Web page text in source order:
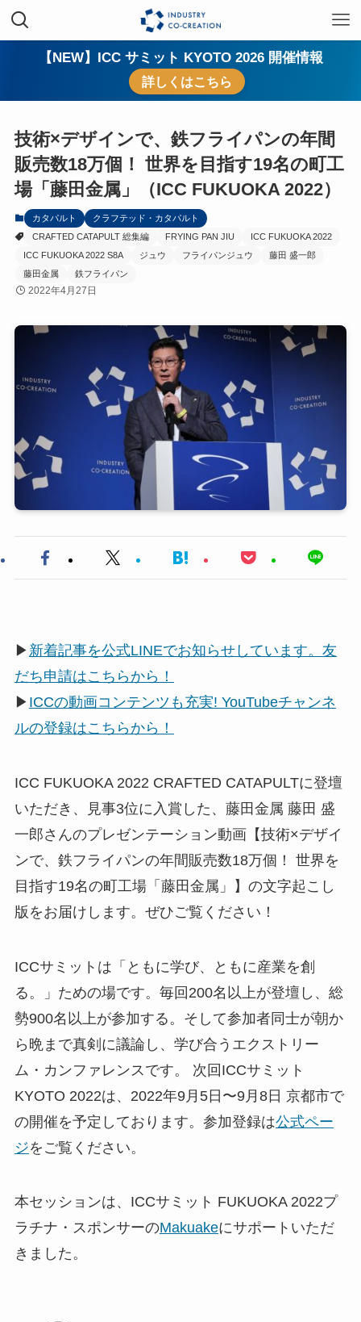
【NEW】ICC サミット KYOTO 2026 開催情報
詳しくはこちら
技術×デザインで、鉄フライパンの年間
販売数18万個！ 世界を目指す19名の町工
場「藤田金属」（ICC FUKUOKA 2022）
カタパルト
クラフテッド・カタパルト
CRAFTED CATAPULT 総集編
FRYING PAN JIU
ICC FUKUOKA 2022
ICC FUKUOKA 2022 S8A
ジュウ フライパンジュウ
藤田 盛一郎
藤田金属
鉄フライパン
2022年4月27日
▶ 新着記事を公式LINEでお知らせしています。友
だち申請はこちらから！
▶ ICCの動画コンテンツも充実! YouTubeチャンネ
ルの登録はこちらから！
ICC FUKUOKA 2022 CRAFTED CATAPULTに登壇
いただき、見事3位に入賞した、藤田金属 藤田 盛
一郎さんのプレゼンテーション動画【技術×デザイ
ンで、鉄フライパンの年間販売数18万個！ 世界を
目指す19名の町工場「藤田金属」】の文字起こし
版をお届けします。ぜひご覧ください！
ICCサミットは「ともに学び、ともに産業を創
る。」ための場です。毎回200名以上が登壇し、総
勢900名以上が参加する。そして参加者同士が朝か
ら晩まで真剣に議論し、学び合うエクストリー
ム・カンファレンスです。 次回ICCサミット
KYOTO 2022は、2022年9月5日〜9月8日 京都市で
の開催を予定しております。参加登録は公式ペー
ジをご覧ください。
本セッションは、ICCサミット FUKUOKA 2022プ
ラチナ・スポンサーのMakuakeにサポートいただ
きました。